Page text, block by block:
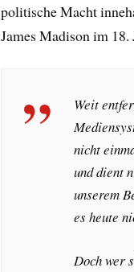
politische Macht
James Madison im
Weit
nicht
und dient
unserem
es heute
Doch wer